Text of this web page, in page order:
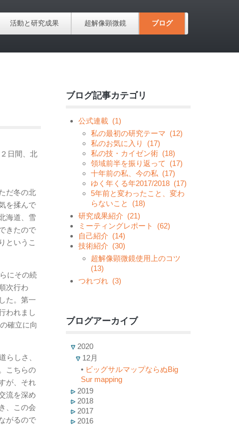
活動と研究成果 超解像顕微鏡 ブログ
日間、北
だ冬の北
を揉んで
海道、雪
きたので
というこ
にその続
次行わ
た。第一
われまし
確立に向
らしさ、
こちらの
が、それ
流を深め
、この会
がるので
ブログ記事カテゴリ
公式連載 (1)
私の最初の研究テーマ (12)
私のお気に入り
(17)
私の技・カイゼン術 (18)
領域前半を振り返って
(17)
十年前の私、今の私 (17)
ゆく年くる年2017/2018 (17)
5年前と変わったこと、変わ
らないこと
(18)
研究成果紹介 (21)
ミーティングレポート
(62)
自己紹介 (14)
技術紹介 (30)
超解像顕微鏡使用上のコツ
(13)
つれづれ (3)
ブログアーカイブ
2020
12月
• ビッグサルマップならぬBig
Sur mapping
2019
2018
2017
2016